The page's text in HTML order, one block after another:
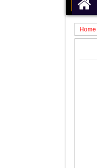
Home